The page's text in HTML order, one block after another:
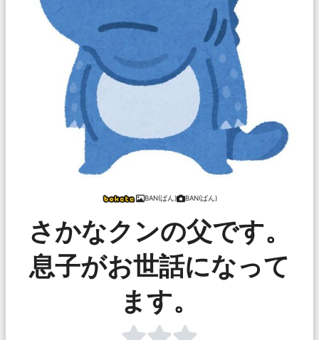
BAN(ばん) BAN(ばん)
さかなクンの父です。
息子がお世話になって
ます。